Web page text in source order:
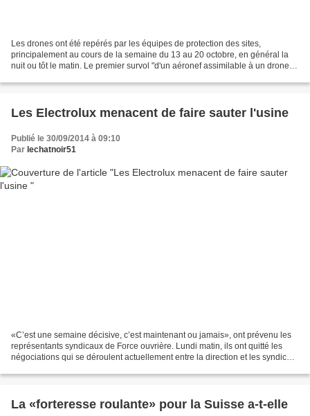
Les drones ont été repérés par les équipes de protection des sites,
principalement au cours de la semaine du 13 au 20 octobre, en général la
nuit ou tôt le matin. Le premier survol "d'un aéronef assimilable à un drone" a
Les Electrolux menacent de faire sauter l'usine
Publié le 30/09/2014 à 09:10
Par lechatnoir51
«C’est une semaine décisive, c’est maintenant ou jamais», ont prévenu les
représentants syndicaux de Force ouvrière. Lundi matin, ils ont quitté les
négociations qui se déroulent actuellement entre la direction et les syndicats
La «forteresse roulante» pour la Suisse a-t-elle